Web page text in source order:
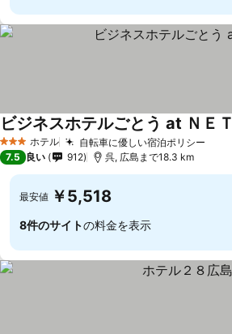
3 ホテルのランク
ホテル 自転車に優しい宿泊ポリシー
ビジネスホテルごとう at ＮＥＴ
7.5 良い 912 呉, 広島まで18.3 km
最安値 ￥5,518
8件のサイトの料金を表示